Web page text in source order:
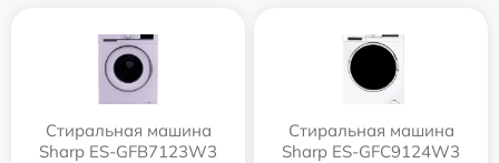
Стиральная машина
Sharp ES-GFB7123W3
Стиральная машина
Sharp ES-GFC9124W3